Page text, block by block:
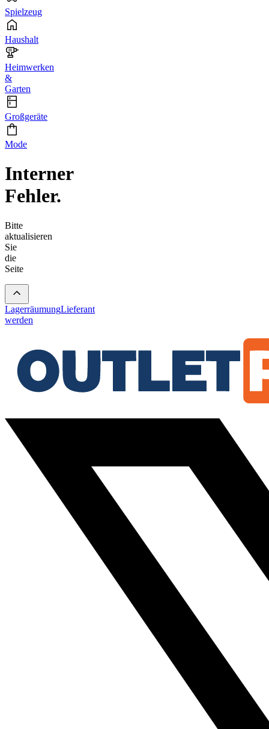
Spielzeug
Haushalt
Heimwerken
&
Garten
Großgeräte
Mode
Interner
Fehler.
Bitte
aktualisieren
Sie
die
Seite
LagerräumungLieferant
werden